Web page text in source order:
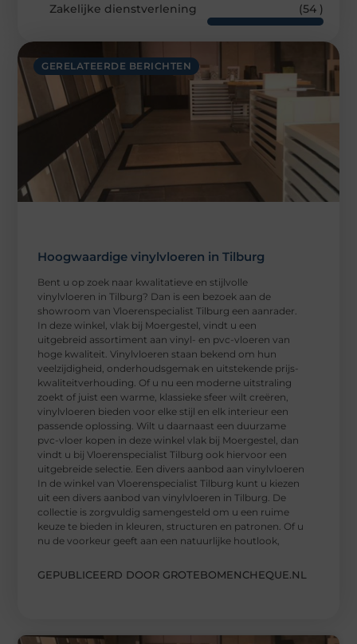
GERELATEERDE BERICHTEN
Hoogwaardige vinylvloeren in Tilburg
Bent u op zoek naar kwalitatieve en stijlvolle
vinylvloeren in Tilburg? Dan is een bezoek aan de
showroom van Vloerenspecialist Tilburg een aanrader.
In deze winkel, vlak bij Moergestel, vindt u een
uitgebreid assortiment aan vinyl- en pvc-vloeren van
hoge kwaliteit. Vinylvloeren staan bekend om hun
veelzijdigheid, onderhoudsgemak en uitstekende prijs-
kwaliteitverhouding. Of u nu een moderne uitstraling
zoekt of juist een warme, klassieke sfeer wilt creëren,
vinylvloeren bieden voor elke stijl en elk interieur een
passende oplossing. Wilt u daarnaast een duurzame
pvc-vloer kopen in deze winkel vlak bij Moergestel, dan
vindt u bij Vloerenspecialist Tilburg ook hiervoor een
uitgebreide selectie. Een divers aanbod aan vinylvloeren
In de winkel van Vloerenspecialist Tilburg kunt u kiezen
uit een divers aanbod van vinylvloeren in Tilburg. De
collectie is zorgvuldig samengesteld om u een ruime
keuze te bieden in kleuren, structuren en patronen. Of u
nu de voorkeur geeft aan een natuurlijke houtlook,
GEPUBLICEERD DOOR GROTEBOMENCHEQUE.NL
Zakelijke dienstverlening (54 )